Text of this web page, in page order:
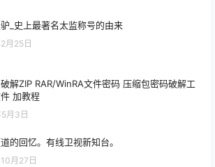
_史上最著名太监称号的由来
月25日
解ZIP RAR/WinRA文件密码 压缩包密码破解工
加教程
月3日
的回忆。有线卫视新知台。
月27日